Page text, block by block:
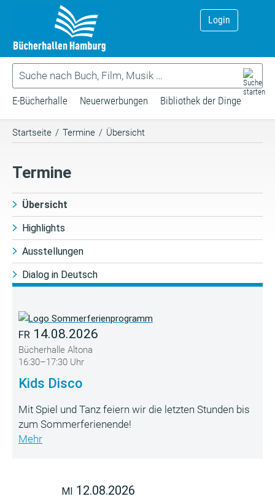
Login
E-Bücherhalle Neuerwerbungen Bibliothek der Dinge
Startseite / Termine / Übersicht
Termine
Übersicht
Highlights
Ausstellungen
Dialog in Deutsch
FR 14.08.2026
Bücherhalle Altona
16:30–17:30 Uhr
Kids Disco
Mit Spiel und Tanz feiern wir die letzten Stunden bis
zum Sommerferienende!
Mehr
MI 12.08.2026